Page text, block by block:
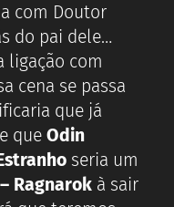
com Doutor
do pai dele…
ligação com
cena se passa
que já
que Odin
seria um
Ragnarokà sair